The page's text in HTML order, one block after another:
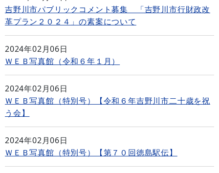
吉野川市パブリックコメント募集 「吉野川市行財政改
革プラン２０２４」の素案について
2024年02月06日
ＷＥＢ写真館（令和６年１月）
2024年02月06日
ＷＥＢ写真館（特別号）【令和６年吉野川市二十歳を祝
う会】
2024年02月06日
ＷＥＢ写真館（特別号）【第７０回徳島駅伝】